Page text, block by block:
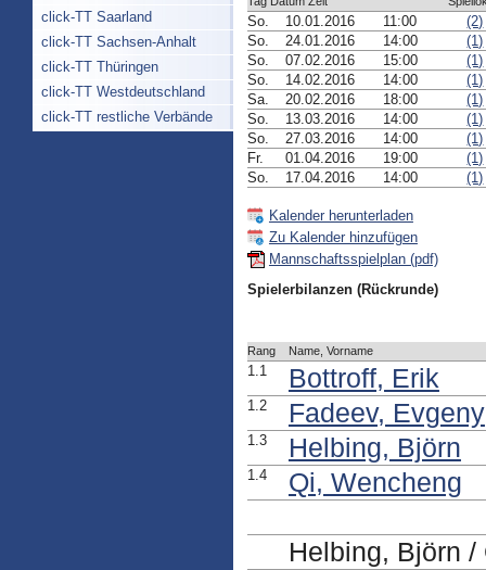
click-TT Saarland
click-TT Sachsen-Anhalt
click-TT Thüringen
click-TT Westdeutschland
click-TT restliche Verbände
So. 10.01.2016 11:00
(2)
So.
24.01.2016 14:00
(1)
So.
07.02.2016 15:00
(1)
So.
14.02.2016 14:00
(1)
Sa.
20.02.2016 18:00
(1)
So.
13.03.2016 14:00
(1)
So.
27.03.2016 14:00
(1)
Fr.
01.04.2016 19:00
(1)
So.
17.04.2016 14:00 (1)
Kalender herunterladen
Zu Kalender hinzufügen
Mannschaftsspielplan (pdf)
Spielerbilanzen (Rückrunde)
Rang Name, Vorname
1.1 Bottroff, Erik
1.2 Fadeev, Evgeny
1.3 Helbing, Björn
1.4 Qi, Wencheng
Helbing, Björn